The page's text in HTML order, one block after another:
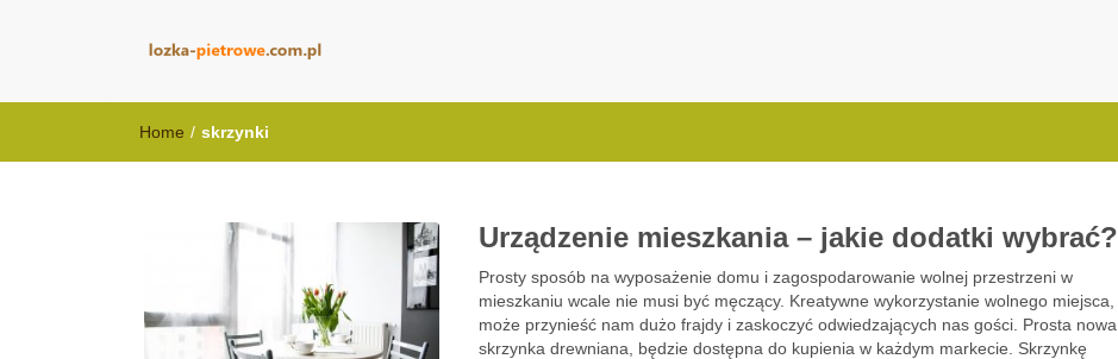
Home / skrzynki
Urządzenie mieszkania – jakie dodatki wybrać?
Prosty sposób na wyposażenie domu i zagospodarowanie wolnej przestrzeni w
mieszkaniu wcale nie musi być męczący. Kreatywne wykorzystanie wolnego miejsca,
może przynieść nam dużo frajdy i zaskoczyć odwiedzających nas gości. Prosta nowa
skrzynka drewniana, będzie dostępna do kupienia w każdym markecie. Skrzynkę